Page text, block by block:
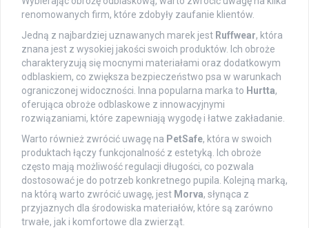
renomowanych firm, które zdobyły zaufanie klientów.
Jedną z najbardziej uznawanych marek jest Ruffwear, która
znana jest z wysokiej jakości swoich produktów. Ich obroże
charakteryzują się mocnymi materiałami oraz dodatkowym
odblaskiem, co zwiększa bezpieczeństwo psa w warunkach
ograniczonej widoczności. Inna popularna marka to Hurtta,
oferująca obroże odblaskowe z innowacyjnymi
rozwiązaniami, które zapewniają wygodę i łatwe zakładanie.
Warto również zwrócić uwagę na PetSafe, która w swoich
produktach łączy funkcjonalność z estetyką. Ich obroże
często mają możliwość regulacji długości, co pozwala
dostosować je do potrzeb konkretnego pupila. Kolejną marką,
na którą warto zwrócić uwagę, jest Morva, słynąca z
przyjaznych dla środowiska materiałów, które są zarówno
trwałe, jak i komfortowe dla zwierząt.